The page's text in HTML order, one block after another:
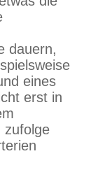
dauern,
eines
erst in
zufolge